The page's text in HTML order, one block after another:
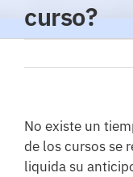
curso?
No existe un
de los cursos se
liquida su